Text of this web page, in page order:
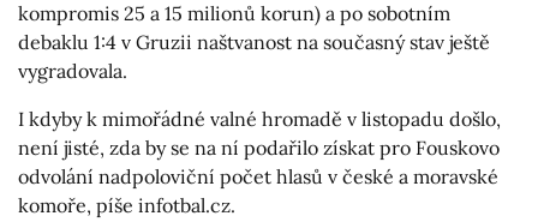
kompromis 25 a 15 milionů korun) a po sobotním
debaklu 1:4 v Gruzii naštvanost na současný stav ještě
vygradovala.
I kdyby k mimořádné valné hromadě v listopadu došlo,
není jisté, zda by se na ní podařilo získat pro Fouskovo
odvolání nadpoloviční počet hlasů v české a moravské
komoře, píše infotbal.cz.